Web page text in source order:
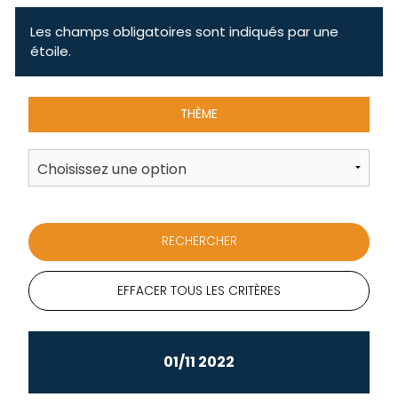
Les champs obligatoires sont indiqués par une
étoile.
THÈME
EFFACER TOUS LES CRITÈRES
01/11 2022